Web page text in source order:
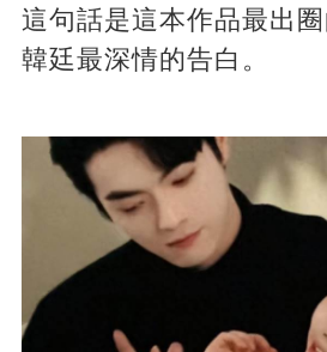
這句話是這本作品最出
韓廷最深情的告白。